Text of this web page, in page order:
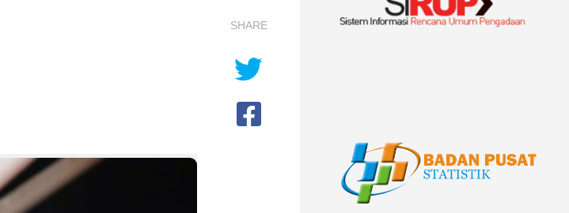
SHARE